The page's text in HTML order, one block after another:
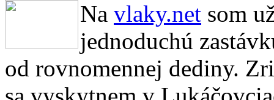
Na vlaky.net som
jednoduchú
od rovnomennej dediny.